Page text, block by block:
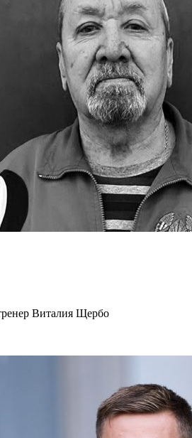
Виталия Щербо